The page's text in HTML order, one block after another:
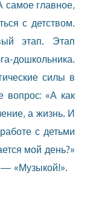
самое главное,
с детством.
этап. Этап
дошкольника.
силы в
«А как
а жизнь. И
с детьми
мой день?»
«Музыкой!».